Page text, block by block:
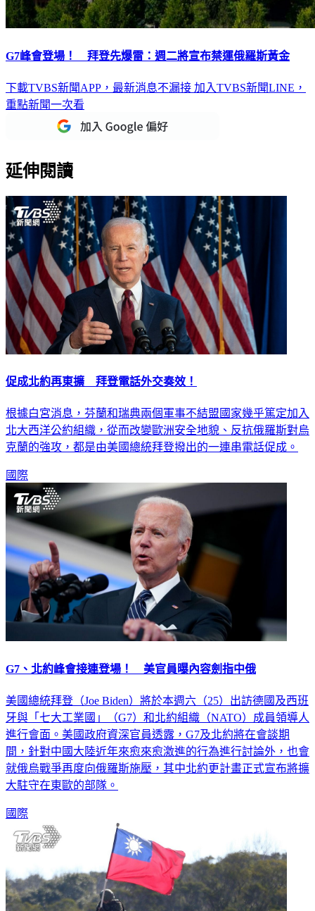
G7峰會登場！ 拜登先爆雷：週二將宣布禁運俄羅斯黃金
下載TVBS新聞APP，最新消息不漏接 加入TVBS新聞LINE，
重點新聞一次看
延伸閱讀
促成北約再東擴 拜登電話外交奏效！
根據白宮消息，芬蘭和瑞典兩個軍事不結盟國家幾乎篤定加入
北大西洋公約組織，從而改變歐洲安全地貌、反抗俄羅斯對烏
克蘭的強攻，都是由美國總統拜登撥出的一連串電話促成。
國際
G7、北約峰會接連登場！ 美官員曝內容劍指中俄
美國總統拜登（Joe Biden）將於本週六（25）出訪德國及西班
牙與「七大工業國」（G7）和北約組織（NATO）成員領導人
進行會面。美國政府資深官員透露，G7及北約將在會談期
間，針對中國大陸近年來愈來愈激進的行為進行討論外，也會
就俄烏戰爭再度向俄羅斯施壓，其中北約更計畫正式宣布將擴
大駐守在東歐的部隊。
國際